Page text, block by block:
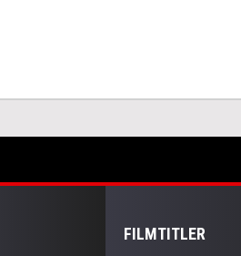
FILMTITLER